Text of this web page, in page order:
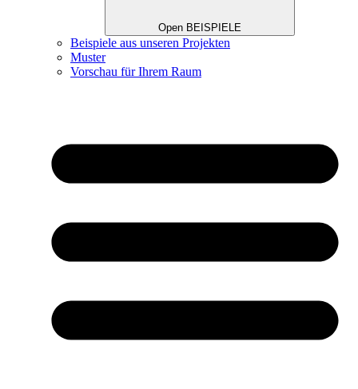
Open BEISPIELE
Beispiele aus unseren Projekten
Muster
Vorschau für Ihrem Raum